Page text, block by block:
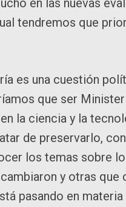
tendremos que
es una cuestión
que ser
la ciencia y la
de preservarlo,
los temas sobre
y otras
pasando en